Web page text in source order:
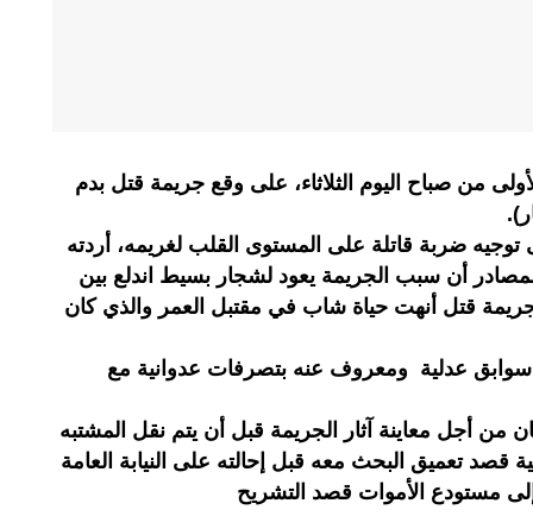
من صباح اليوم الثلاثاء، على وقع جريمة قتل بدم
ضربة قاتلة على المستوى القلب لغريمه، أردته
أن سبب الجريمة يعود لشجار بسيط اندلع بين
قتل أنهت حياة شاب في مقتبل العمر والذي كان
سوابق عدلية ومعروف عنه بتصرفات عدوانية مع
من أجل معاينة آثار الجريمة قبل أن يتم نقل المشتبه
قصد تعميق البحث معه قبل إحالته على النيابة العامة
مستودع الأموات قصد التشريح